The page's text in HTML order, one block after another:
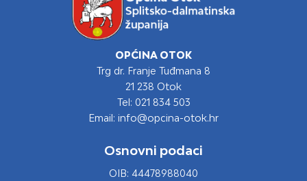
OPĆINA OTOK
Trg dr. Franje Tuđmana 8
21 238 Otok
Tel: 021 834 503
Email: info@opcina-otok.hr
Osnovni podaci
OIB: 44478988040